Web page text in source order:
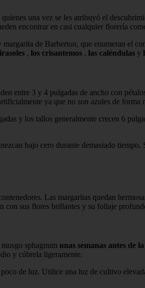
una vez se les atribuyó el
encontrar en casi cualquier florería
de Barberton, que enumeran el
, los crisantemos , las caléndulas y
entre 3 y 4 pulgadas de ancho con
ya que no son azules de forma
y los tallos generalmente crecen 6
bajo cero durante demasiado
Las margaritas quedan
con sus flores brillantes y su follaje
sphagnum unas semanas antes de
y cúbrela ligeramente.
de luz. Utilice una luz de cultivo